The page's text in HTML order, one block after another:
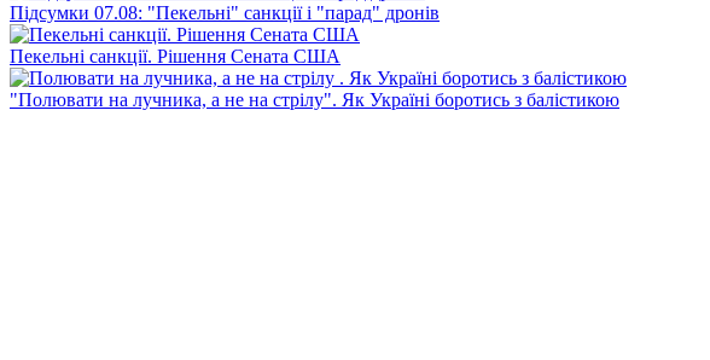
Підсумки 07.08: "Пекельні" санкції і "парад" дронів
Пекельні санкції. Рішення Сената США
"Полювати на лучника, а не на стрілу". Як Україні боротись з балістикою